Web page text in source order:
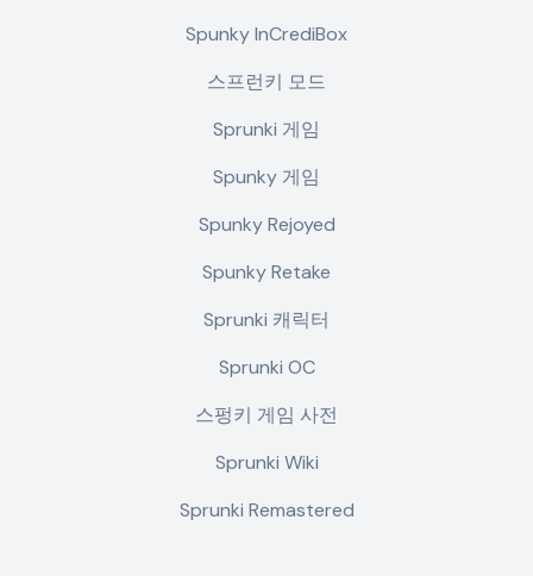
Spunky InCrediBox
스프런키 모드
Sprunki 게임
Spunky 게임
Spunky Rejoyed
Spunky Retake
Sprunki 캐릭터
Sprunki OC
스펑키 게임 사전
Sprunki Wiki
Sprunki Remastered